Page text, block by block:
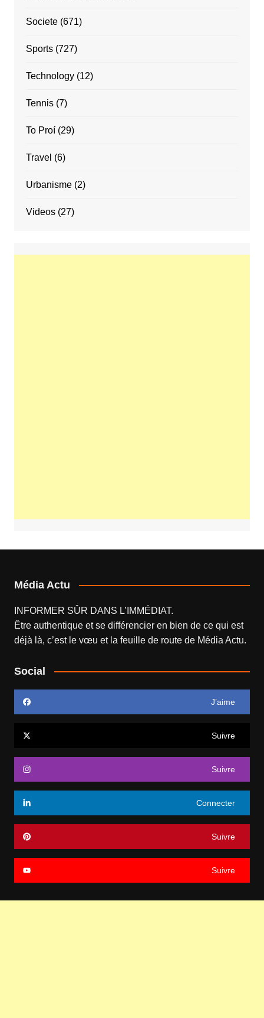
Societe(671)
Sports(727)
Technology(12)
Tennis(7)
To Proí(29)
Travel (6)
Urbanisme(2)
Videos(27)
Média Actu
INFORMER SÛR DANS L’IMMÉDIAT.
Être authentique et se différencier en bien de ce qui est
déjà là, c’est le vœu et la feuille de route de Média Actu.
Social
J’aime
Suivre
Suivre
Connecter
Suivre
Suivre